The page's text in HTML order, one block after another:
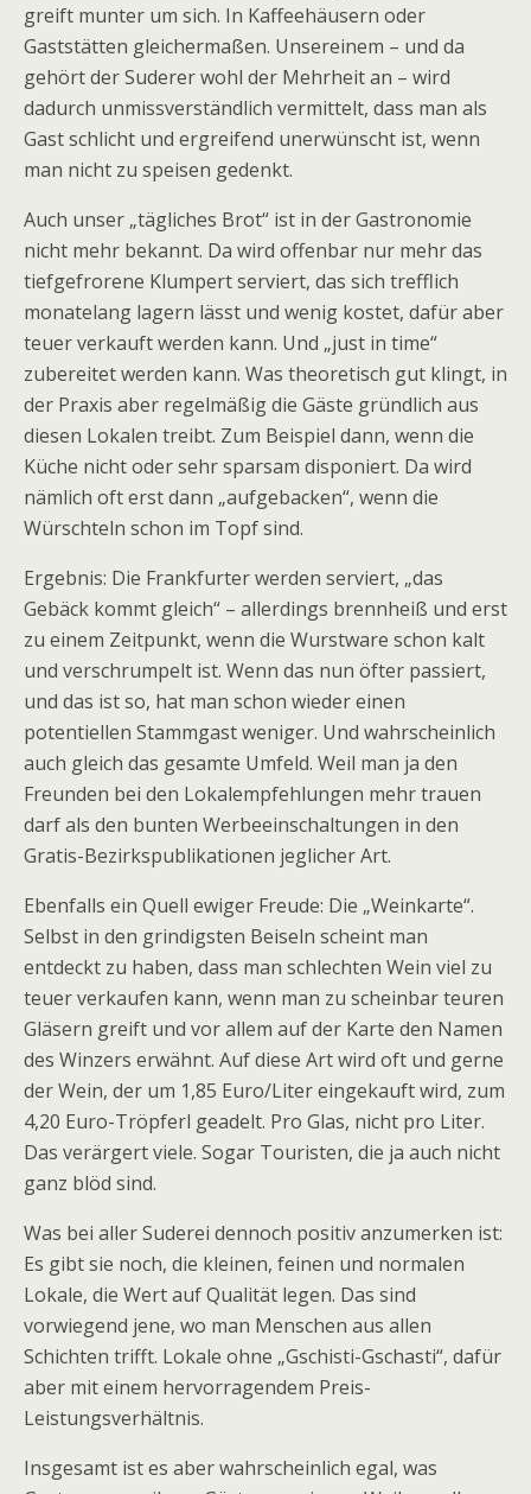
greift munter um sich. In Kaffeehäusern oder
Gaststätten gleichermaßen. Unsereinem – und da
gehört der Suderer wohl der Mehrheit an – wird
dadurch unmissverständlich vermittelt, dass man als
Gast schlicht und ergreifend unerwünscht ist, wenn
man nicht zu speisen gedenkt.
Auch unser „tägliches Brot“ ist in der Gastronomie
nicht mehr bekannt. Da wird offenbar nur mehr das
tiefgefrorene Klumpert serviert, das sich trefflich
monatelang lagern lässt und wenig kostet, dafür aber
teuer verkauft werden kann. Und „just in time“
zubereitet werden kann. Was theoretisch gut klingt, in
der Praxis aber regelmäßig die Gäste gründlich aus
diesen Lokalen treibt. Zum Beispiel dann, wenn die
Küche nicht oder sehr sparsam disponiert. Da wird
nämlich oft erst dann „aufgebacken“, wenn die
Würschteln schon im Topf sind.
Ergebnis: Die Frankfurter werden serviert, „das
Gebäck kommt gleich“ – allerdings brennheiß und erst
zu einem Zeitpunkt, wenn die Wurstware schon kalt
und verschrumpelt ist. Wenn das nun öfter passiert,
und das ist so, hat man schon wieder einen
potentiellen Stammgast weniger. Und wahrscheinlich
auch gleich das gesamte Umfeld. Weil man ja den
Freunden bei den Lokalempfehlungen mehr trauen
darf als den bunten Werbeeinschaltungen in den
Gratis-Bezirkspublikationen jeglicher Art.
Ebenfalls ein Quell ewiger Freude: Die „Weinkarte“.
Selbst in den grindigsten Beiseln scheint man
entdeckt zu haben, dass man schlechten Wein viel zu
teuer verkaufen kann, wenn man zu scheinbar teuren
Gläsern greift und vor allem auf der Karte den Namen
des Winzers erwähnt. Auf diese Art wird oft und gerne
der Wein, der um 1,85 Euro/Liter eingekauft wird, zum
4,20 Euro-Tröpferl geadelt. Pro Glas, nicht pro Liter.
Das verärgert viele. Sogar Touristen, die ja auch nicht
ganz blöd sind.
Was bei aller Suderei dennoch positiv anzumerken ist:
Es gibt sie noch, die kleinen, feinen und normalen
Lokale, die Wert auf Qualität legen. Das sind
vorwiegend jene, wo man Menschen aus allen
Schichten trifft. Lokale ohne „Gschisti-Gschasti“, dafür
aber mit einem hervorragendem Preis-
Leistungsverhältnis.
Insgesamt ist es aber wahrscheinlich egal, was